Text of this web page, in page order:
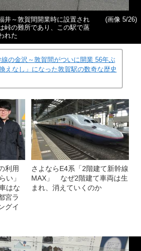
井～敦賀間開業時に設置され
峠の難所であり、この駅で蒸
れた
(画像 5/26)
の金沢～敦賀間がついに開業 56年ぶ
えなし」になった敦賀駅の数奇な歴史
利用
い」
はな
宮ラ
グイ
さよならE4系「2階建て新幹線
MAX」 なぜ2階建て車両は生
まれ、消えていくのか